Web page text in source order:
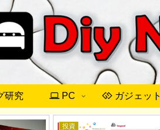
研究 PC ガジェット
投資